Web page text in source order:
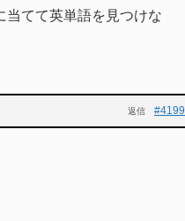
当てて英単語を見つけな
#4199
返信